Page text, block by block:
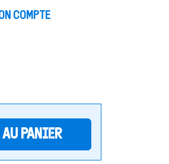
COMPTE
PANIER